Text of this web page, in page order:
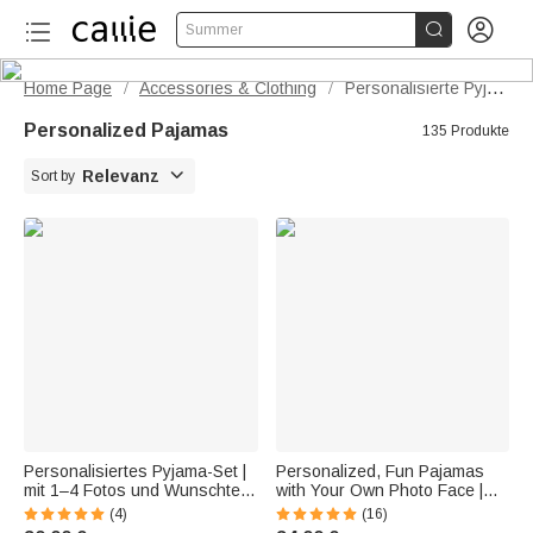
Summer  
Home Page / Accessories & Clothing / Personalisierte Pyjamas
Personalized Pajamas 135 Produkte
Sort by Relevanz 
Personalisiertes Pyjama-Set |
mit 1–4 Fotos und Wunschtext
| in mehreren Farben erhältlich
| Geschenk zum Valentinstag
(4)
Personalized, Fun Pajamas
with Your Own Photo Face |
Short Pajama Set | Valentine's
Day, Anniversary, Birthday Gift
(16)